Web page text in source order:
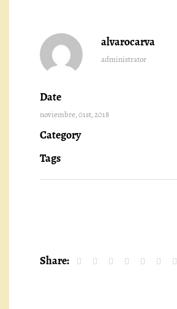
alvarocarva
administrator
Date
noviembre, 01st, 2018
Category
Tags
Share: